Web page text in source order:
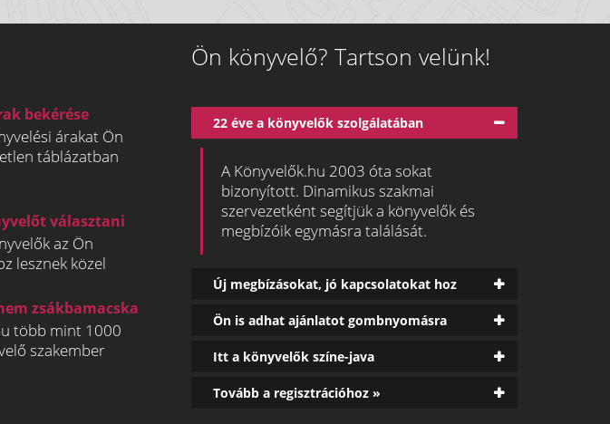
bekérése
árakat Ön
táblázatban
választani
az Ön
lesznek közel
zsákbamacska
több mint 1000
szakember
Ön könyvelő? Tartson velünk!
22 éve a könyvelők szolgálatában
A Könyvelők.hu 2003 óta sokat
bizonyított. Dinamikus szakmai
szervezetként segítjük a könyvelők és
megbízóik egymásra találását.
Új megbízásokat, jó kapcsolatokat hoz
Ön is adhat ajánlatot gombnyomásra
Itt a könyvelők színe-java
Tovább a regisztrációhoz »